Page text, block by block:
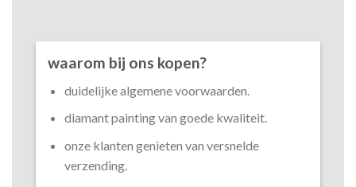
waarom bij ons kopen?
duidelijke algemene voorwaarden.
diamant painting van goede kwaliteit.
onze klanten genieten van versnelde
verzending.